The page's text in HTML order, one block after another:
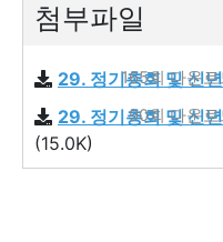
첨부파일
29. 정기총회 및 신
165회 다운
29. 정기총회 및 신
(15.0K)
90회 다운